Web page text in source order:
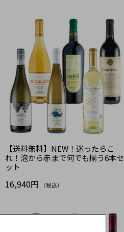
【送料無料】NEW！迷ったらこ
れ！泡から赤まで何でも揃う6本セ
ット
16,940円 （税込）